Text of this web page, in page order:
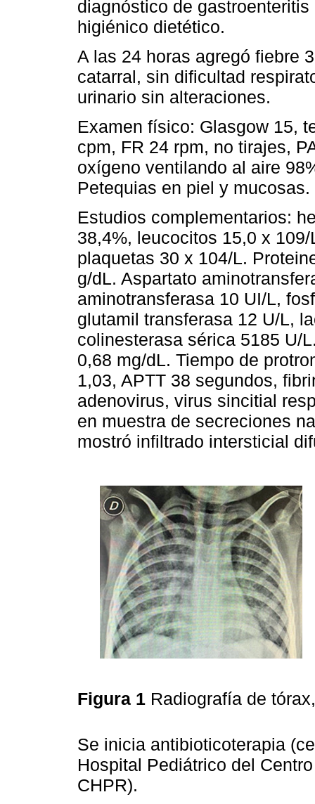
diagnóstico de
higiénico dietético.
A las 24 horas agregó fiebre
catarral, sin dificultad
urinario sin alteraciones.
Examen físico: Glasgow 15,
cpm, FR 24 rpm, no tirajes,
oxígeno ventilando al aire
Petequias en piel y
Estudios complementarios:
38,4%, leucocitos 15,0 x
plaquetas 30 x 104/L.
g/dL. Aspartato
aminotransferasa 10 UI/L,
glutamil transferasa 12 U/L,
colinesterasa sérica 5185 U/
0,68 mg/dL. Tiempo de
1,03, APTT 38 segundos,
adenovirus, virus sincitial
en muestra de secreciones
mostró infiltrado intersticial
Figura 1 Radiografía de
Se inicia antibioticoterapia
Hospital Pediátrico del
CHPR).